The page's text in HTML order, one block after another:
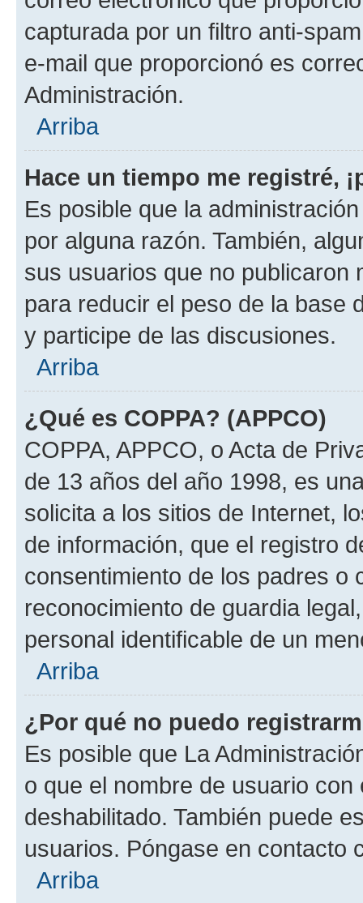
capturada por un filtro anti-
e-mail que proporcionó es
Administración.
Arriba
Hace un tiempo me registré,
Es posible que la
por alguna razón. También,
sus usuarios que no publicaron
para reducir el peso de la base
y participe de las discusiones.
Arriba
¿Qué es COPPA? (APPCO)
COPPA, APPCO, o Acta de
de 13 años del año 1998, es
solicita a los sitios de Internet,
de información, que el registro
consentimiento de los padres o
reconocimiento de guardia
personal identificable de un
Arriba
¿Por qué no puedo
Es posible que La
o que el nombre de usuario
deshabilitado. También puede
usuarios. Póngase en contacto
Arriba